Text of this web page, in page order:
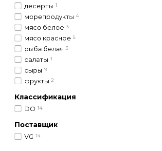
десерты 1
морепродукты 4
мясо белое 3
мясо красное 5
рыба белая 3
салаты 1
сыры 9
фрукты 2
Классификация
DO 14
Поставщик
VG 14